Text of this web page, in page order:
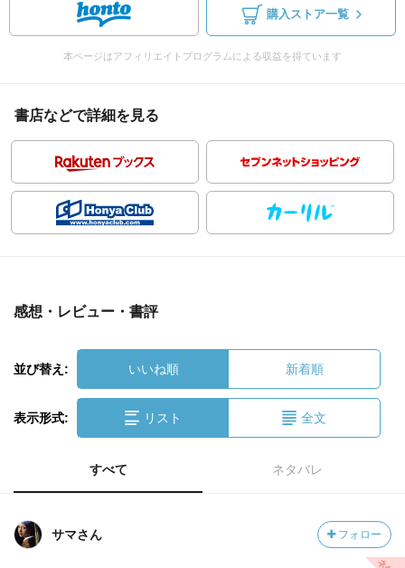
購入ストア一覧
本ページはアフィリエイトプログラムによる収益を得ています
書店などで詳細を見る
感想・レビュー・書評
並び替え: いいね順 新着順
表示形式: リスト 全文
すべて ネタバレ
サマさん フォロー